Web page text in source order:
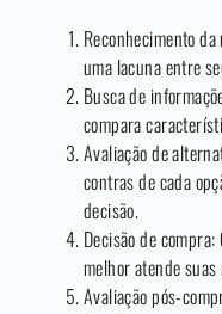
Reconhecimento
uma lacuna entre
Busca de
compara
Avaliação de
contras de cada
decisão.
Decisão de
melhor atende
Avaliação pós-